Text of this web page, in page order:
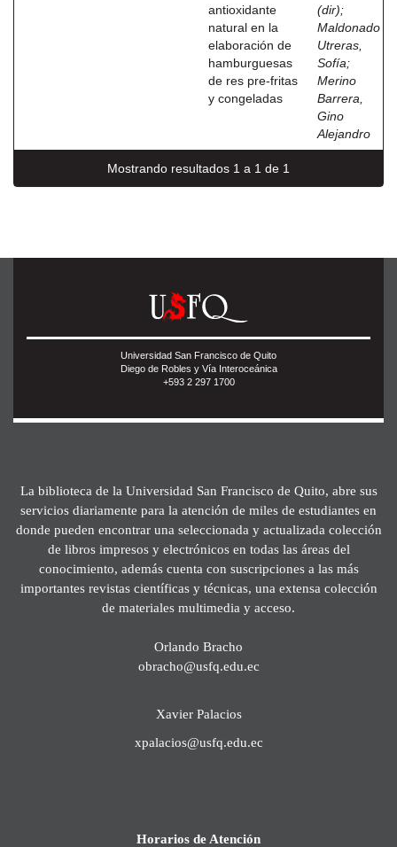
antioxidante
natural en la
elaboración de
hamburguesas
de res pre-fritas
y congeladas
(dir);
Maldonado
Utreras,
Sofía;
Merino
Barrera,
Gino
Alejandro
Mostrando resultados 1 a 1 de 1
Universidad San Francisco de Quito
Diego de Robles y Vía Interoceánica
+593 2 297 1700
La biblioteca de la Universidad San Francisco de Quito, abre sus
servicios diariamente para la atención de miles de estudiantes en
donde pueden encontrar una seleccionada y actualizada colección
de libros impresos y electrónicos en todas las áreas del
conocimiento, además cuenta con suscripciones a las más
importantes revistas científicas y técnicas, una extensa colección
de materiales multimedia y acceso.
Orlando Bracho
obracho@usfq.edu.ec
Xavier Palacios
xpalacios@usfq.edu.ec
Horarios de Atención